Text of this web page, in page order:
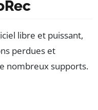
libre et puissant,
perdues et
nombreux supports.